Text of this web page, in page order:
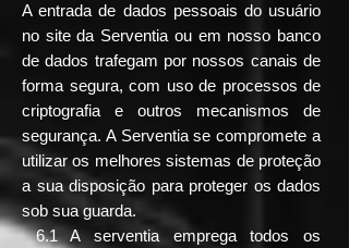
A entrada de dados pessoais do usuário
no site da Serventia ou em nosso banco
de dados trafegam por nossos canais de
forma segura, com uso de processos de
criptografia e outros mecanismos de
segurança. A Serventia se compromete a
utilizar os melhores sistemas de proteção
a sua disposição para proteger os dados
sob sua guarda.
6.1 A serventia emprega todos os